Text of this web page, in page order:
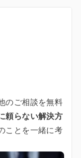
のご相談を無料
頼らない解決方
ことを一緒に考